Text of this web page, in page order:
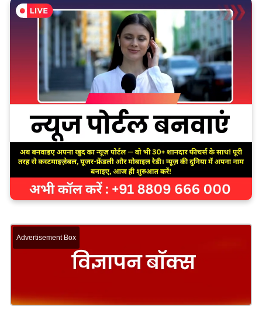
Advertisement Box